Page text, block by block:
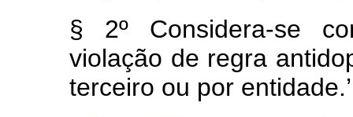
§ 2º Considera-se
violação de regra
terceiro ou por entidade.’